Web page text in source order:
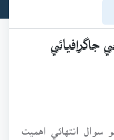
سوال انتهائي اهميت